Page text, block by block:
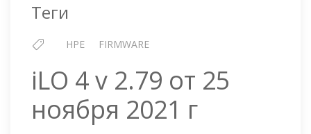
Теги
HPE FIRMWARE
iLO 4 v 2.79 от 25
ноября 2021 г